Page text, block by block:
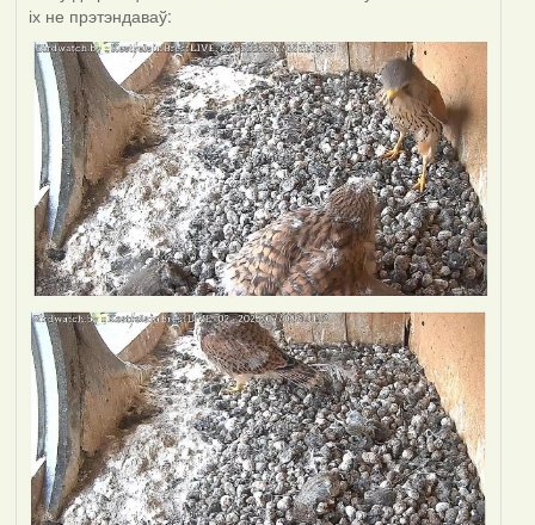
іх не прэтэндаваў: